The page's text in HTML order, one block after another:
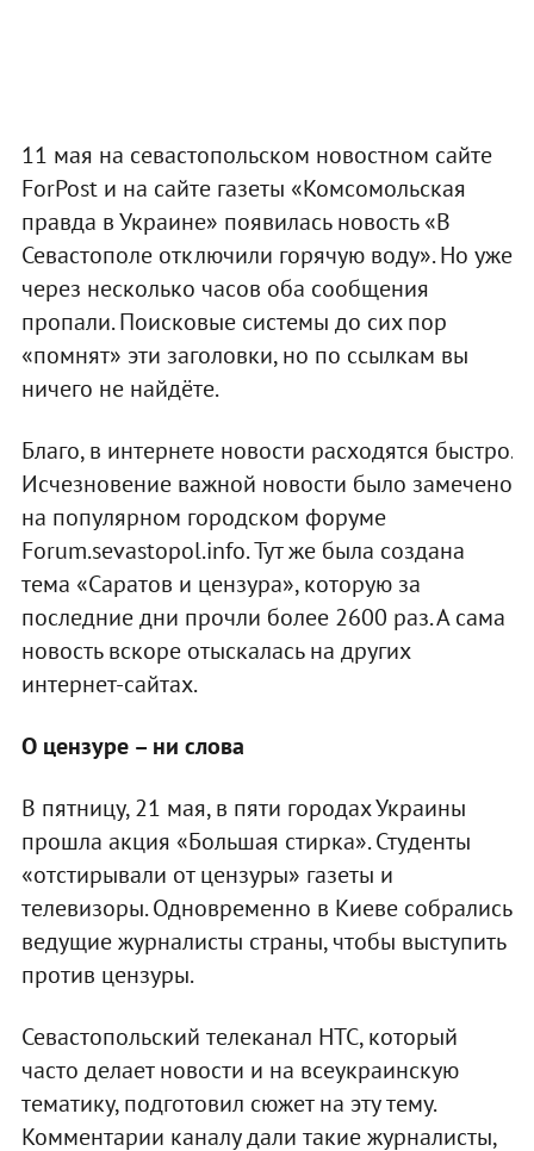
11 мая на севастопольском новостном сайте
ForPost и на сайте газеты «Комсомольская
правда в Украине» появилась новость «В
Севастополе отключили горячую воду». Но уже
через несколько часов оба сообщения
пропали. Поисковые системы до сих пор
«помнят» эти заголовки, но по ссылкам вы
ничего не найдёте.
Благо, в интернете новости расходятся быстро.
Исчезновение важной новости было замечено
на популярном городском форуме
Forum.sevastopol.info. Тут же была создана
тема «Саратов и цензура», которую за
последние дни прочли более 2600 раз. А сама
новость вскоре отыскалась на других
интернет-сайтах.
О цензуре – ни слова
В пятницу, 21 мая, в пяти городах Украины
прошла акция «Большая стирка». Студенты
«отстирывали от цензуры» газеты и
телевизоры. Одновременно в Киеве собрались
ведущие журналисты страны, чтобы выступить
против цензуры.
Севастопольский телеканал НТС, который
часто делает новости и на всеукраинскую
тематику, подготовил сюжет на эту тему.
Комментарии каналу дали такие журналисты,